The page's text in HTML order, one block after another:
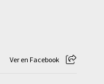
Ver en Facebook